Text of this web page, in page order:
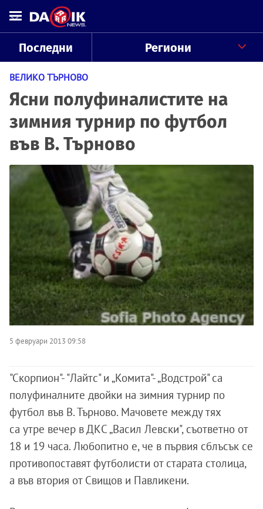
Последни Региони
ВЕЛИКО ТЪРНОВО
Ясни полуфиналистите на
зимния турнир по футбол
във В. Търново
5 февруари 2013 09:58
"Скорпион"- "Лайтс" и „Комита"- „Водстрой" са
полуфиналните двойки на зимния турнир по
футбол във В. Търново. Мачовете между тях
са утре вечер в ДКС „Васил Левски", съответно от
18 и 19 часа. Любопитно е, че в първия сблъсък се
противопоставят футболисти от старата столица,
а във втория от Свищов и Павликени.